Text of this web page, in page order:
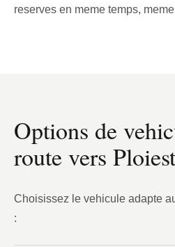
reserves en meme temps,
Options de
route vers
Choisissez le vehicule adapte
: